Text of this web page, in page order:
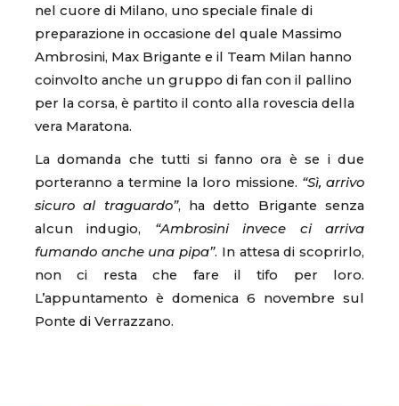
nel cuore di Milano, uno speciale finale di
preparazione in occasione del quale Massimo
Ambrosini, Max Brigante e il Team Milan hanno
coinvolto anche un gruppo di fan con il pallino
per la corsa, è partito il conto alla rovescia della
vera Maratona.
La domanda che tutti si fanno ora è se i due
porteranno a termine la loro missione. “Sì, arrivo
sicuro al traguardo”, ha detto Brigante senza
alcun indugio, “Ambrosini invece ci arriva
fumando anche una pipa”. In attesa di scoprirlo,
non ci resta che fare il tifo per loro.
L’appuntamento è domenica 6 novembre sul
Ponte di Verrazzano.